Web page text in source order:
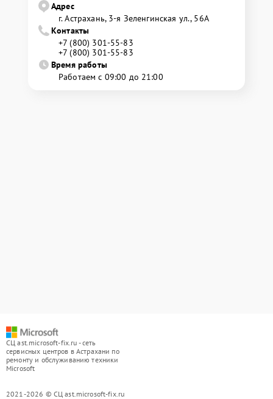
Адрес
г. Астрахань, 3-я Зеленгинская ул., 56А
Контакты
+7 (800) 301-55-83
+7 (800) 301-55-83
Время работы
Работаем с 09:00 до 21:00
СЦ ast.microsoft-fix.ru - сеть
сервисных центров в Астрахани по
ремонту и обслуживанию техники
Microsoft
2021-2026 © СЦ ast.microsoft-fix.ru